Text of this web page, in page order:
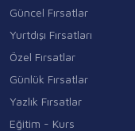
Güncel Fırsatlar
Yurtdışı Fırsatları
Özel Fırsatlar
Günlük Fırsatlar
Yazlık Fırsatlar
Eğitim - Kurs